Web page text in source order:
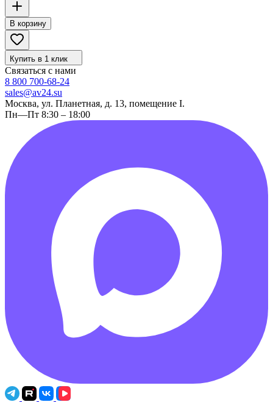
В корзину
Купить в 1 клик
Связаться с нами
8 800 700-68-24
sales@av24.su
Москва, ул. Планетная, д. 13, помещение I.
Пн—Пт 8:30 – 18:00